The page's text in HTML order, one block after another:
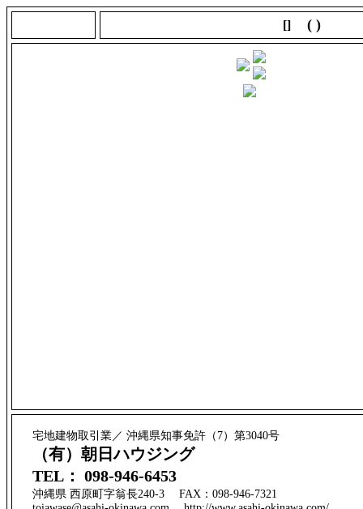
[] ( )
宅地建物取引業／ 沖縄県知事免許（7）第3040号
（有）朝日ハウジング
TEL： 098-946-6453
沖縄県 西原町字翁長240-3 FAX：098-946-7321